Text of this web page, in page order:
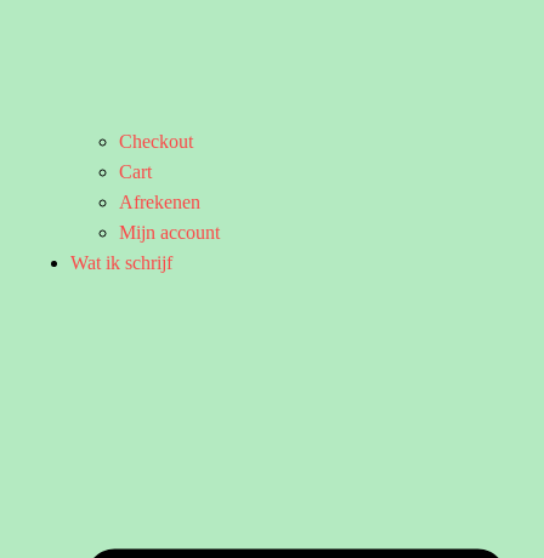
Checkout
Cart
Afrekenen
Mijn account
Wat ik schrijf